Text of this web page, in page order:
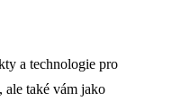
a technologie pro
ale také vám jako